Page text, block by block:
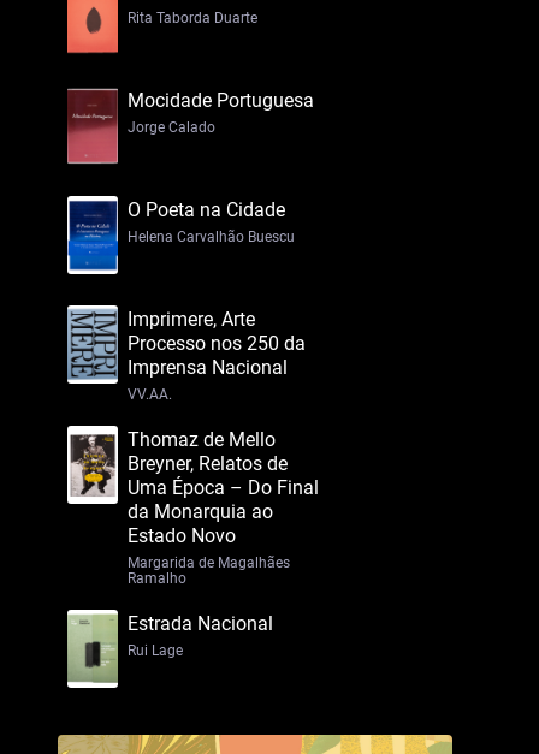
Rita Taborda Duarte
Mocidade Portuguesa
Jorge Calado
O Poeta na Cidade
Helena Carvalhão Buescu
Imprimere, Arte
Processo nos 250 da
Imprensa Nacional
VV.AA.
Thomaz de Mello
Breyner, Relatos de
Uma Época – Do Final
da Monarquia ao
Estado Novo
Margarida de Magalhães
Ramalho
Estrada Nacional
Rui Lage